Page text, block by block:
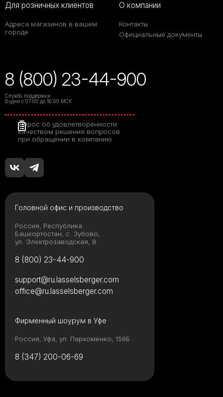
Для розничных клиентов
Адреса магазинов в вашем
городе
О компании
Контакты
Официальные документы
8 (800) 23-44-900
Служба поддержки
Будни с 07:00 до 16:00 МСК
Опрос об удовлетворенности
качеством решения вопросов
при обращении в компанию
Головной офис и производство
Россия, Республика
Башкортостан, с. Зубово,
ул. Электрозаводская, 8
8 (800) 23-44-900
Фирменный шоурум в Уфе
Россия, Уфа, ул. Пархоменко, 156Б
8 (347) 200-06-69
support@ru.lasselsberger.com
office@ru.lasselsberger.com